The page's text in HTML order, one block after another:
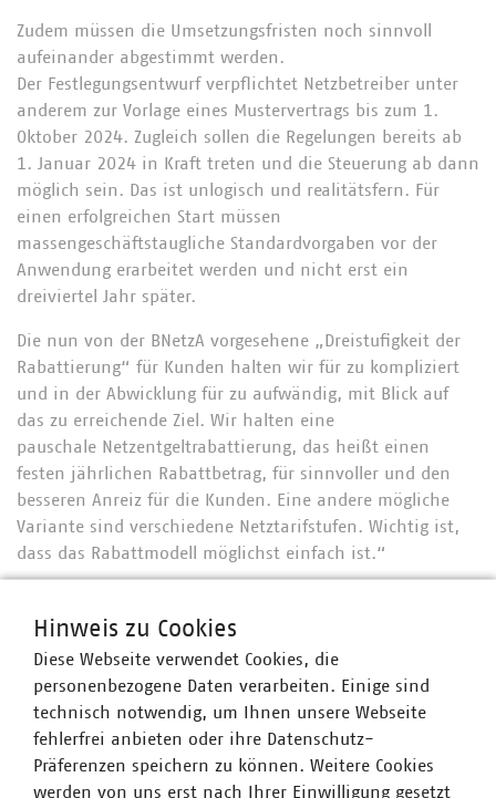
Zudem müssen die Umsetzungsfristen noch sinnvoll
aufeinander abgestimmt werden.
Der Festlegungsentwurf verpflichtet Netzbetreiber unter
anderem zur Vorlage eines Mustervertrags bis zum 1.
Oktober 2024. Zugleich sollen die Regelungen bereits ab
1. Januar 2024 in Kraft treten und die Steuerung ab dann
möglich sein. Das ist unlogisch und realitätsfern. Für
einen erfolgreichen Start müssen
massengeschäftstaugliche Standardvorgaben vor der
Anwendung erarbeitet werden und nicht erst ein
dreiviertel Jahr später.
Die nun von der BNetzA vorgesehene „Dreistufigkeit der
Rabattierung“ für Kunden halten wir für zu kompliziert
und in der Abwicklung für zu aufwändig, mit Blick auf
das zu erreichende Ziel. Wir halten eine
pauschale Netzentgeltrabattierung, das heißt einen
festen jährlichen Rabattbetrag, für sinnvoller und den
besseren Anreiz für die Kunden. Eine andere mögliche
Variante sind verschiedene Netztarifstufen. Wichtig ist,
dass das Rabattmodell möglichst einfach ist.“
Der Verband kommunaler Unternehmen e. V. (VKU)
vertritt über 1.550 Stadtwerke und
kommunalwirtschaftliche Unternehmen in den Bereichen
Energie, Wasser/Abwasser, Abfallwirtschaft sowie
Telekommunikation. Mit über 300.000 Beschäftigten
wurden 2021 Umsatzerlöse von 141 Milliarden Euro
erwirtschaftet und mehr als 17 Milliarden Euro investiert.
Hinweis zu Cookies
Diese Webseite verwendet Cookies, die
personenbezogene Daten verarbeiten. Einige sind
technisch notwendig, um Ihnen unsere Webseite
fehlerfrei anbieten oder ihre Datenschutz-
Präferenzen speichern zu können. Weitere Cookies
werden von uns erst nach Ihrer Einwilligung gesetzt